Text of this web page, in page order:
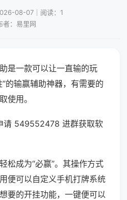
08-07｜阅读：1
者：易里网
是一款可以让一直输的玩
的输赢辅助神器，有需要的
使用。
请 549552478 进群获取软
松成为“必赢”。其操作方式
便可以自定义手机打牌系统
要的开挂功能，一键便可以